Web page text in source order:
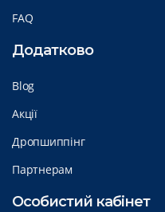
FAQ
Додатково
Blog
Акції
Дропшиппінг
Партнерам
Особистий кабінет